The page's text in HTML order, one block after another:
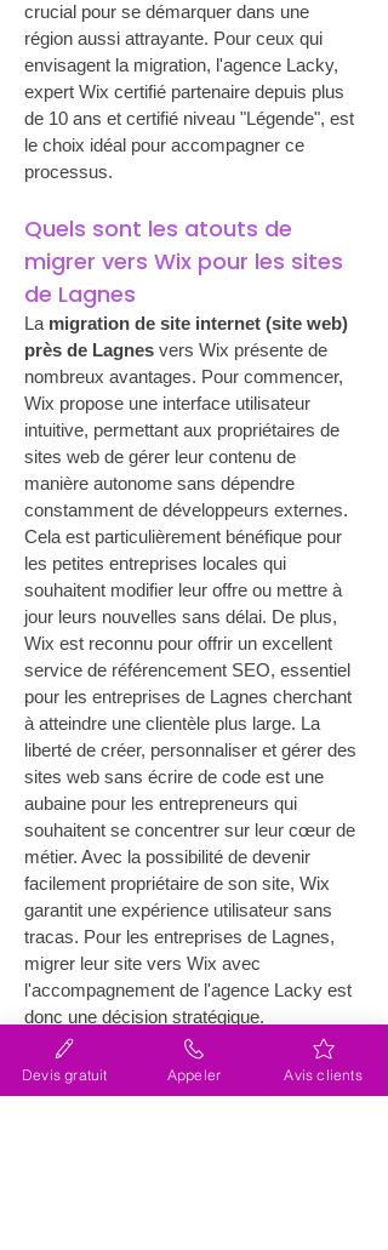
crucial pour se démarquer dans une
région aussi attrayante. Pour ceux qui
envisagent la migration, l'agence Lacky,
expert Wix certifié partenaire depuis plus
de 10 ans et certifié niveau "Légende", est
le choix idéal pour accompagner ce
processus.
Quels sont les atouts de
migrer vers Wix pour les sites
de Lagnes
La migration de site internet (site web)
près de Lagnes vers Wix présente de
nombreux avantages. Pour commencer,
Wix propose une interface utilisateur
intuitive, permettant aux propriétaires de
sites web de gérer leur contenu de
manière autonome sans dépendre
constamment de développeurs externes.
Cela est particulièrement bénéfique pour
les petites entreprises locales qui
souhaitent modifier leur offre ou mettre à
jour leurs nouvelles sans délai. De plus,
Wix est reconnu pour offrir un excellent
service de référencement SEO, essentiel
pour les entreprises de Lagnes cherchant
à atteindre une clientèle plus large. La
liberté de créer, personnaliser et gérer des
sites web sans écrire de code est une
aubaine pour les entrepreneurs qui
souhaitent se concentrer sur leur cœur de
métier. Avec la possibilité de devenir
facilement propriétaire de son site, Wix
garantit une expérience utilisateur sans
tracas. Pour les entreprises de Lagnes,
migrer leur site vers Wix avec
l'accompagnement de l'agence Lacky est
donc une décision stratégique.
Comment la migration de site
internet améliore la visibilité
Devis gratuit Appeler Avis clients